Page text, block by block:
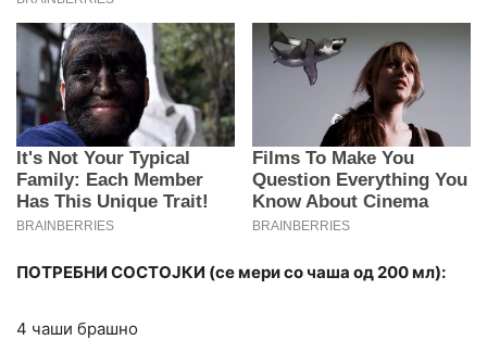
ПОТРЕБНИ СОСТОЈКИ (се мери со чаша од 200 мл):
4 чаши брашно